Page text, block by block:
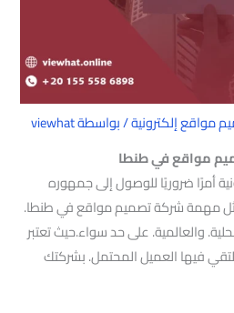
مواقع إلكترونية/ بواسطةviewhat
مواقع في طنطا
أمرًا ضروريًا للوصول إلى جمهوره
مهمة شركة تصميم مواقع في طنطا.
والعالمية. على حد سواء.حيث تعتبر
فيها العميل المحتمل. بشركتك